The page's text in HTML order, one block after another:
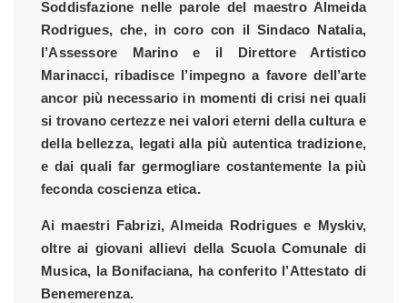
Soddisfazione nelle parole del maestro Almeida
Rodrigues, che, in coro con il Sindaco Natalia,
l’Assessore Marino e il Direttore Artistico
Marinacci, ribadisce l’impegno a favore dell’arte
ancor più necessario in momenti di crisi nei quali
si trovano certezze nei valori eterni della cultura e
della bellezza, legati alla più autentica tradizione,
e dai quali far germogliare costantemente la più
feconda coscienza etica.
Ai maestri Fabrizi, Almeida Rodrigues e Myskiv,
oltre ai giovani allievi della Scuola Comunale di
Musica, la Bonifaciana, ha conferito l’Attestato di
Benemerenza.